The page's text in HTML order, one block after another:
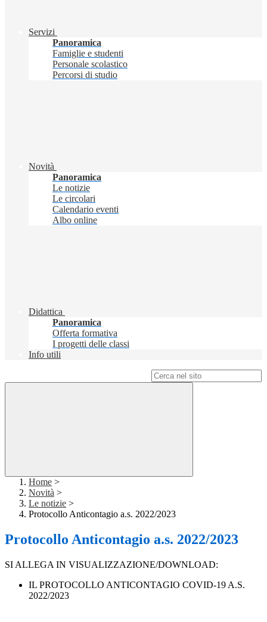
Servizi
Panoramica
Famiglie e studenti
Personale scolastico
Percorsi di studio
Novità
Panoramica
Le notizie
Le circolari
Calendario eventi
Albo online
Didattica
Panoramica
Offerta formativa
I progetti delle classi
Info utili
Home >
Novità >
Le notizie >
Protocollo Anticontagio a.s. 2022/2023
Protocollo Anticontagio a.s. 2022/2023
SI ALLEGA IN VISUALIZZAZIONE/DOWNLOAD:
IL PROTOCOLLO ANTICONTAGIO COVID-19 A.S.
2022/2023